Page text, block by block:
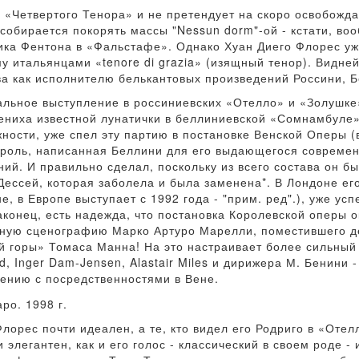
Тенора» и не претендует на скоро
покорять массы "Nessun dorm"-ой - кстати,
Фентона в «Фальстафе». Однако Хуан Диего Флорес
итальянцами «tenore di grazia» (изящный тенор).
как исполнителю белькантовых произведений Россини,
выступление в россиниевских «Отелло» и
известной лунатички в беллиниевской
уже спел эту партию в постановке Венской Оперы
написанная Беллини для его выдающегося
И правильно сделал, поскольку из всего состава он
которая заболела и была заменена*. В Лондоне
в Европе выступает с 1992 года - "прим. ред".), уже
есть надежда, что постановка Королевской оперы
сценографию Марко Артуро Марелли, поместившего
горы» Томаса Манна! На это настраивает более
Inger Dam-Jensen, Alastair Miles и дирижера М. Бенини
с посредственностями в Вене.
почти идеален, а те, кто видел его Родриго в
как и его голос - классический в своем роде -